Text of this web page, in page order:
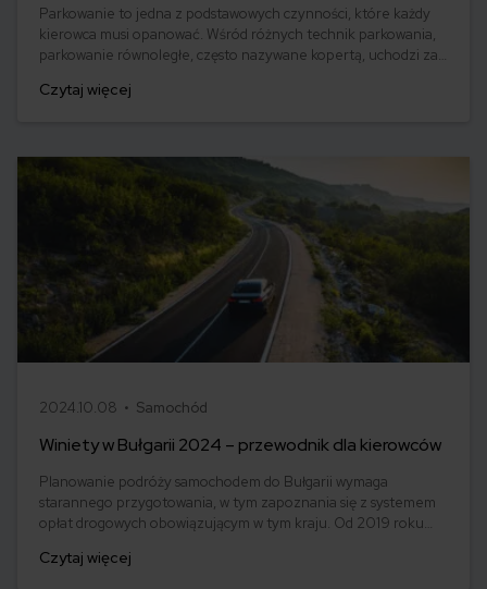
Parkowanie to jedna z podstawowych czynności, które każdy
kierowca musi opanować. Wśród różnych technik parkowania,
parkowanie równoległe, często nazywane kopertą, uchodzi za
precyzyjnego cofania bardzo blisko innych zaparkowanych
znaczenie łatwiejsze.
Czytaj więcej
2024.10.08 • Samochód
Winiety w Bułgarii 2024 – przewodnik dla kierowców
Planowanie podróży samochodem do Bułgarii wymaga
starannego przygotowania, w tym zapoznania się z systemem
opłat drogowych obowiązującym w tym kraju. Od 2019 roku
opłat za przejazd, zastępując tradycyjne naklejki
Czytaj więcej